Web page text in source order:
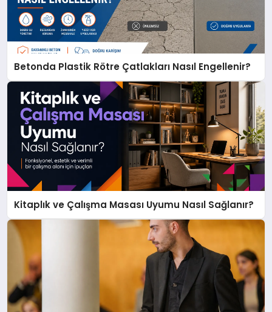
Betonda Plastik Rötre Çatlakları Nasıl Engellenir?
Kitaplık ve Çalışma Masası Uyumu Nasıl Sağlanır?